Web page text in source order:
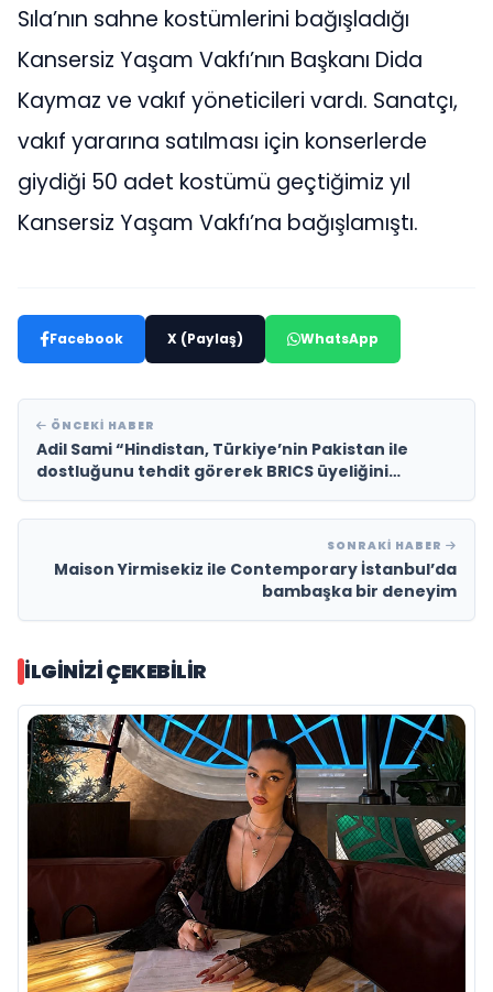
Sıla’nın sahne kostümlerini bağışladığı
Kansersiz Yaşam Vakfı’nın Başkanı Dida
Kaymaz ve vakıf yöneticileri vardı. Sanatçı,
vakıf yararına satılması için konserlerde
giydiği 50 adet kostümü geçtiğimiz yıl
Kansersiz Yaşam Vakfı’na bağışlamıştı.
Facebook X (Paylaş) WhatsApp
ÖNCEKI HABER
Adil Sami “Hindistan, Türkiye’nin Pakistan ile
dostluğunu tehdit görerek BRICS üyeliğini
SONRAKI HABER
Maison Yirmisekiz ile Contemporary İstanbul’da
bambaşka bir deneyim
İLGINIZI ÇEKEBILIR